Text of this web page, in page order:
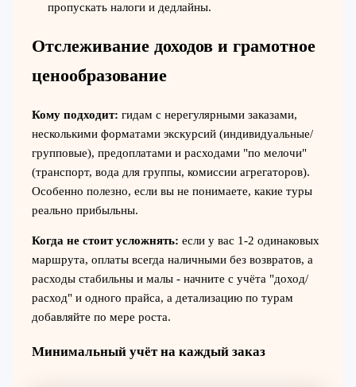
пропускать налоги и дедлайны.
Отслеживание доходов и грамотное
ценообразование
Кому подходит: гидам с нерегулярными заказами,
несколькими форматами экскурсий (индивидуальные/
групповые), предоплатами и расходами "по мелочи"
(транспорт, вода для группы, комиссии агрегаторов).
Особенно полезно, если вы не понимаете, какие туры
реально прибыльны.
Когда не стоит усложнять: если у вас 1-2 одинаковых
маршрута, оплаты всегда наличными без возвратов, а
расходы стабильны и малы - начните с учёта "доход/
расход" и одного прайса, а детализацию по турам
добавляйте по мере роста.
Минимальный учёт на каждый заказ